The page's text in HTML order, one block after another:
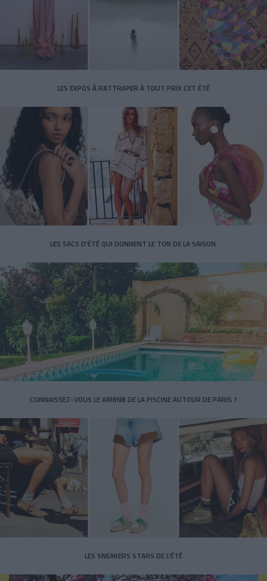
LES EXPOS À RATTRAPER À TOUT PRIX CET ÉTÉ
LES SACS D’ÉTÉ QUI DONNENT LE TON DE LA SAISON
CONNAISSEZ-VOUS LE AIRBNB DE LA PISCINE AUTOUR DE PARIS ?
LES SNEAKERS STARS DE L’ÉTÉ